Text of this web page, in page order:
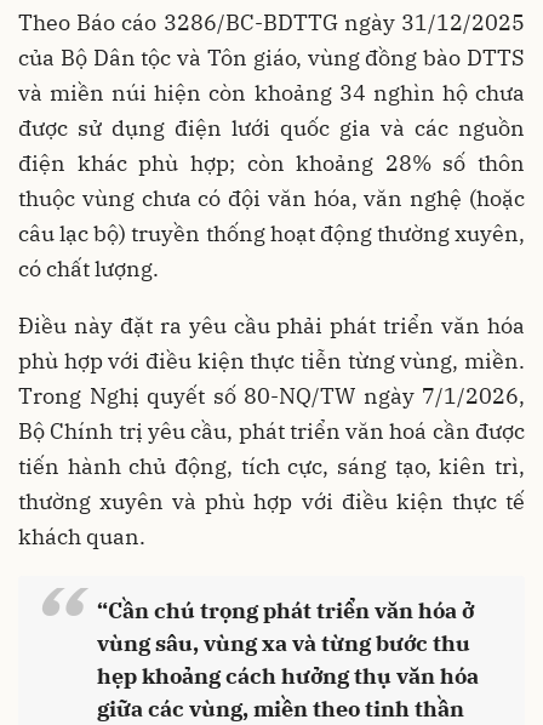
Theo Báo cáo 3286/BC-BDTTG ngày 31/12/2025
của Bộ Dân tộc và Tôn giáo, vùng đồng bào DTTS
và miền núi hiện còn khoảng 34 nghìn hộ chưa
được sử dụng điện lưới quốc gia và các nguồn
điện khác phù hợp; còn khoảng 28% số thôn
thuộc vùng chưa có đội văn hóa, văn nghệ (hoặc
câu lạc bộ) truyền thống hoạt động thường xuyên,
có chất lượng.
Điều này đặt ra yêu cầu phải phát triển văn hóa
phù hợp với điều kiện thực tiễn từng vùng, miền.
Trong Nghị quyết số 80-NQ/TW ngày 7/1/2026,
Bộ Chính trị yêu cầu, phát triển văn hoá cần được
tiến hành chủ động, tích cực, sáng tạo, kiên trì,
thường xuyên và phù hợp với điều kiện thực tế
khách quan.
“ “Cần chú trọng phát triển văn hóa ở
vùng sâu, vùng xa và từng bước thu
hẹp khoảng cách hưởng thụ văn hóa
giữa các vùng, miền theo tinh thần